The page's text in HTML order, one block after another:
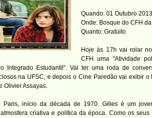
Quando: 01 Outubro
Onde: Bosque do CFH
Quanto: Gratuito
Hoje às 17h vai rolar
CFH uma "Atividade
Integrado Estudantil". Vai ter uma roda de
na UFSC, e depois o Cine Paredão vai exibir o
Olivier Assayas.
Paris, início da década de 1970. Gilles é um
criativa e política da época. Como os seus